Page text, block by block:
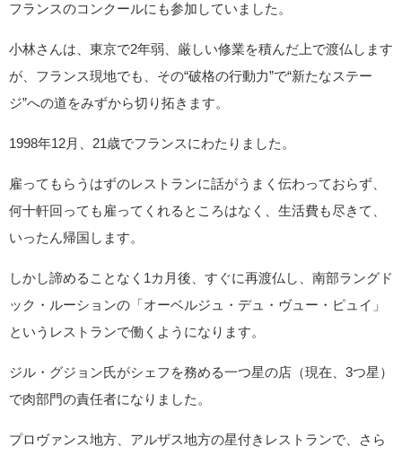
フランスのコンクールにも参加していました。
小林さんは、東京で2年弱、厳しい修業を積んだ上で渡仏します
が、フランス現地でも、その“破格の行動力”で“新たなステー
ジ”への道をみずから切り拓きます。
1998年12月、21歳でフランスにわたりました。
雇ってもらうはずのレストランに話がうまく伝わっておらず、
何十軒回っても雇ってくれるところはなく、生活費も尽きて、
いったん帰国します。
しかし諦めることなく1カ月後、すぐに再渡仏し、南部ラングド
ック・ルーションの「オーベルジュ・デュ・ヴュー・ピュイ」
というレストランで働くようになります。
ジル・グジョン氏がシェフを務める一つ星の店（現在、3つ星）
で肉部門の責任者になりました。
プロヴァンス地方、アルザス地方の星付きレストランで、さら